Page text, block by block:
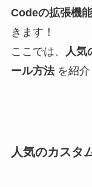
Codeの拡張機
きます！
ここでは、
人気
ール方法を紹介
人気のカスタ